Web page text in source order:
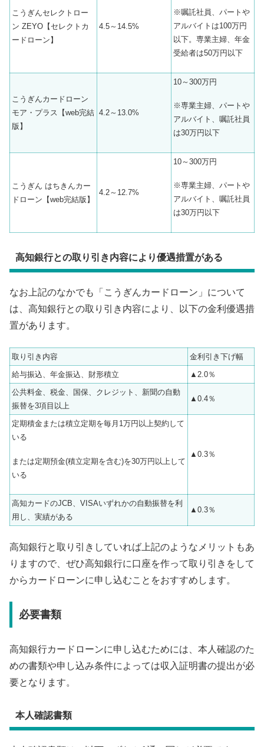
こうぎんセレクトロー
ン ZEYO【セレクトカ
ードローン】
4.5～14.5%
※嘱託社員、パートや
アルバイトは100万円
以下。専業主婦、年金
受給者は50万円以下
こうぎんカードローン
モア・プラス【web完結
版】
4.2～13.0%
10～300万円
※専業主婦、パートや
アルバイト、嘱託社員
は30万円以下
こうぎん はちきんカー
ドローン【web完結版】
4.2～12.7%
10～300万円
※専業主婦、パートや
アルバイト、嘱託社員
は30万円以下
高知銀行との取り引き内容により優遇措置がある
なお上記のなかでも「こうぎんカードローン」について
は、高知銀行との取り引き内容により、以下の金利優遇措
置があります。
取り引き内容
金利引き下げ幅
給与振込、年金振込、財形積立
▲2.0％
公共料金、税金、国保、クレジット、新聞の自動
振替を3項目以上
▲0.4％
定期積金または積立定期を毎月1万円以上契約して
いる
または定期預金(積立定期を含む)を30万円以上して
いる
▲0.3％
高知カードのJCB、VISAいずれかの自動振替を利
用し、実績がある
▲0.3％
高知銀行と取り引きしていれば上記のようなメリットもあ
りますので、ぜひ高知銀行に口座を作って取り引きをして
からカードローンに申し込むことをおすすめします。
必要書類
高知銀行カードローンに申し込むためには、本人確認のた
めの書類や申し込み条件によっては収入証明書の提出が必
要となります。
本人確認書類